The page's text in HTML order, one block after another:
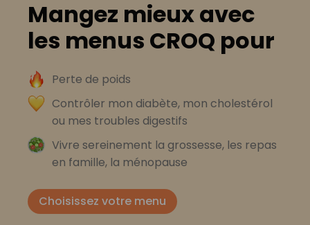
Mangez mieux avec
les menus CROQ pour
Perte de poids
Contrôler mon diabète, mon cholestérol
ou mes troubles digestifs
Vivre sereinement la grossesse, les repas
en famille, la ménopause
Choisissez votre menu